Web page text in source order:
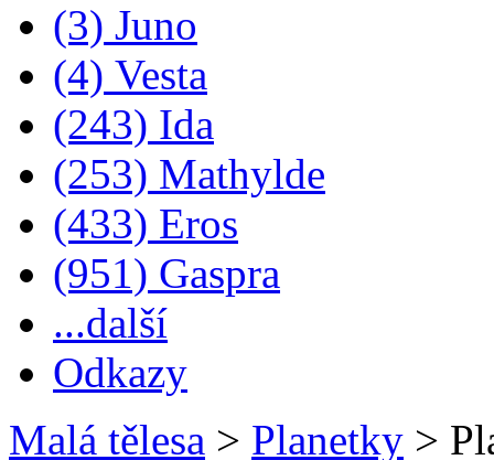
(3) Juno
(4) Vesta
(243) Ida
(253) Mathylde
(433) Eros
(951) Gaspra
...další
Odkazy
Malá tělesa > Planetky >